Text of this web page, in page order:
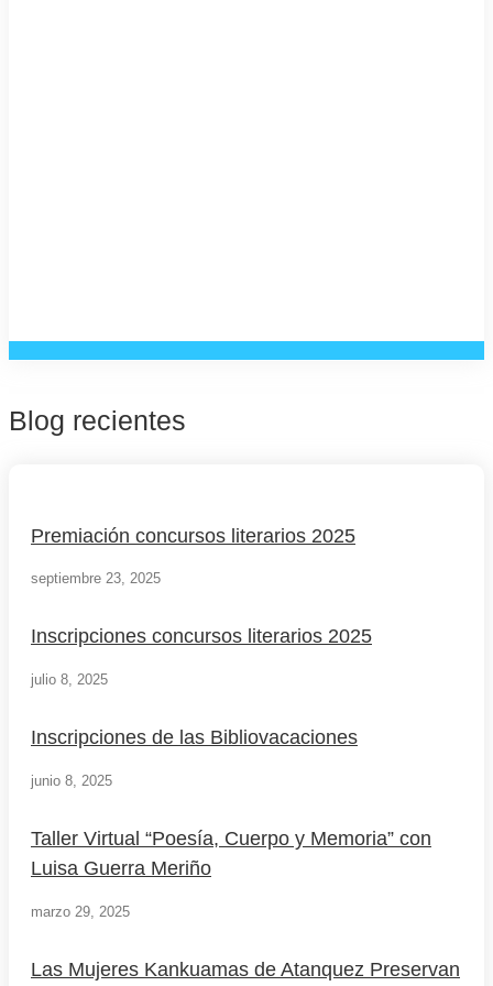
Blog recientes
Premiación concursos literarios 2025
septiembre 23, 2025
Inscripciones concursos literarios 2025
julio 8, 2025
Inscripciones de las Bibliovacaciones
junio 8, 2025
Taller Virtual “Poesía, Cuerpo y Memoria” con
Luisa Guerra Meriño
marzo 29, 2025
Las Mujeres Kankuamas de Atanquez Preservan